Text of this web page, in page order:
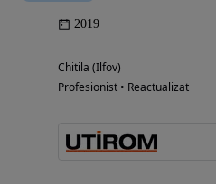
2019
Chitila (Ilfov)
Profesionist • Reactualizat